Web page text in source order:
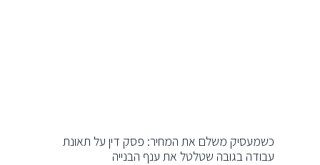
כשמעסיק משלם את המחיר: פסק דין על תאונת
עבודה בגובה שטלטל את ענף הבנייה